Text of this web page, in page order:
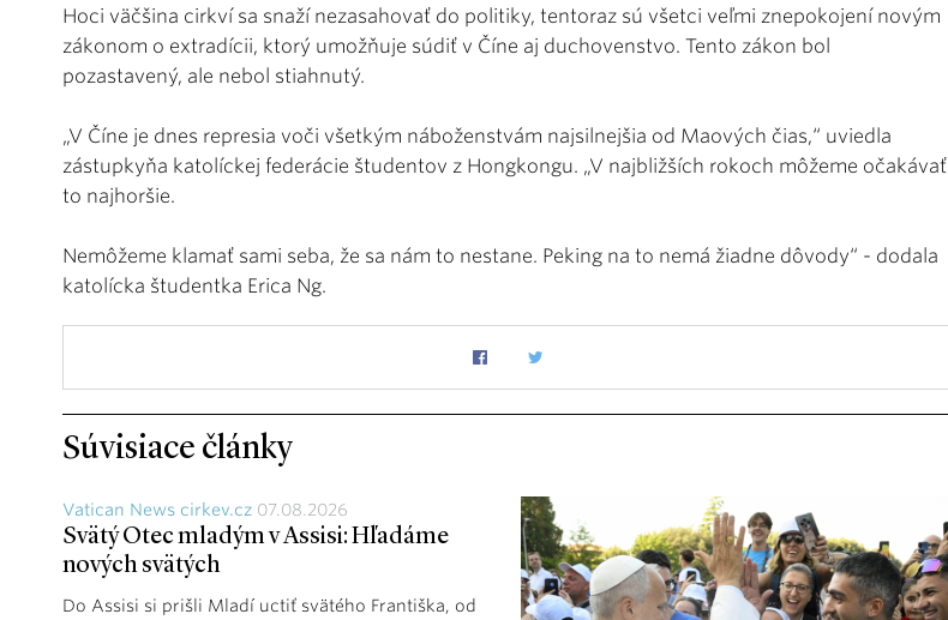
Hoci väčšina cirkví sa snaží nezasahovať do politiky, tentoraz sú všetci veľmi znepokojení novým
zákonom o extradícii, ktorý umožňuje súdiť v Číne aj duchovenstvo. Tento zákon bol
pozastavený, ale nebol stiahnutý.
„V Číne je dnes represia voči všetkým náboženstvám najsilnejšia od Maových čias,“ uviedla
zástupkyňa katolíckej federácie študentov z Hongkongu. „V najbližších rokoch môžeme očakávať
to najhoršie.
Nemôžeme klamať sami seba, že sa nám to nestane. Peking na to nemá žiadne dôvody“ - dodala
katolícka študentka Erica Ng.
Súvisiace články
Vatican News cirkev.cz 07.08.2026
Svätý Otec mladým v Assisi: Hľadáme
nových svätých
Do Assisi si prišli Mladí uctiť svätého Františka, od